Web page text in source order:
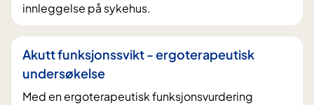
innleggelse på sykehus.
Akutt funksjonssvikt - ergoterapeutisk
undersøkelse
Med en ergoterapeutisk funksjonsvurdering